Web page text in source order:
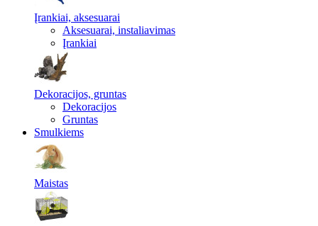
Įrankiai, aksesuarai
Aksesuarai, instaliavimas
Įrankiai
Dekoracijos, gruntas
Dekoracijos
Gruntas
Smulkiems
Maistas